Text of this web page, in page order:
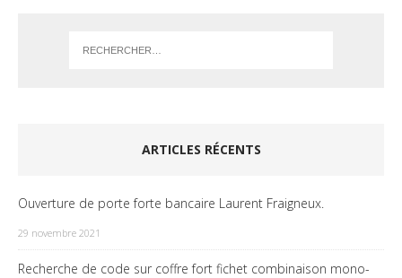
ARTICLES RÉCENTS
Ouverture de porte forte bancaire Laurent Fraigneux.
29 novembre 2021
Recherche de code sur coffre fort fichet combinaison mono-